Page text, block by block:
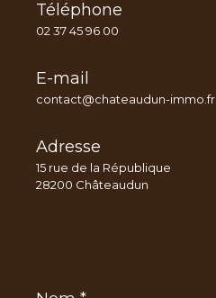
Téléphone
02 37 45 96 00
E-mail
contact@chateaudun-immo.fr
Adresse
15 rue de la République
28200 Châteaudun
*